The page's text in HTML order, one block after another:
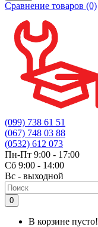
Сравнение товаров (0)
(099) 738 61 51
(067) 748 03 88
(0532) 612 073
Пн-Пт 9:00 - 17:00
Сб 9:00 - 14:00
Вс - выходной
0
В корзине пусто!